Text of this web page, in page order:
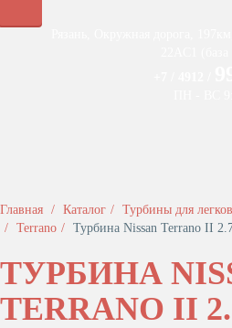
Главная Каталог Турбины для
Terrano
Турбина Nissan Terrano II
ТУРБИНА
TERRANO II